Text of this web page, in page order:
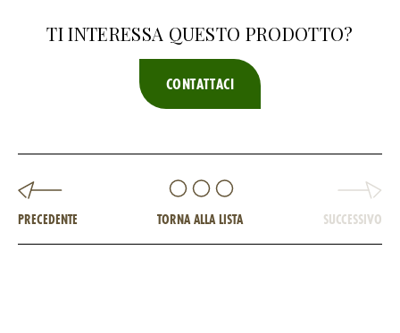
TI INTERESSA QUESTO PRODOTTO?
CONTATTACI
PRECEDENTE TORNA ALLA LISTA SUCCESSIVO